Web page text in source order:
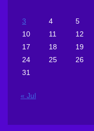
3
4 5
10
11 12
17
18 19
24
25 26
31
« Jul